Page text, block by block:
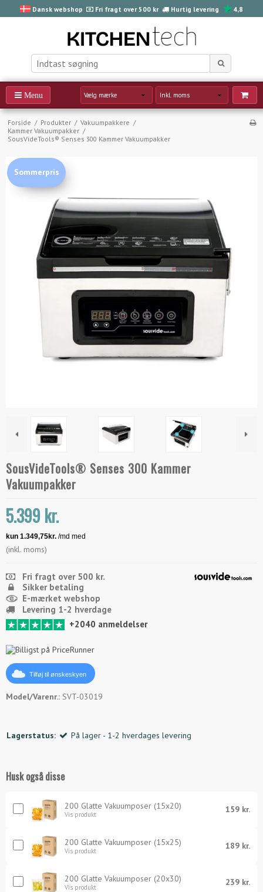
Dansk webshop Fri fragt over 500 kr Hurtig levering 4,8
Forside / Produkter / Vakuumpakkere /
Kammer Vakuumpakker /
SousVideTools® Senses 300 Kammer Vakuumpakker
Sommerpris
SousVideTools® Senses 300 Kammer
Vakuumpakker
5.399 kr.
(inkl. moms)
Fri fragt over 500 kr.
Sikker betaling
E-mærket webshop
Levering 1-2 hverdage
+2040 anmeldelser
Tilføj til ønskeskyen
Model/Varenr.: SVT-03019
Lagerstatus: På lager - 1-2 hverdages levering
Husk også disse
200 Glatte Vakuumposer (15x20)
Vis produkt 159 kr.
200 Glatte Vakuumposer (15x25)
Vis produkt 189 kr.
200 Glatte Vakuumposer (20x30)
Vis produkt 239 kr.